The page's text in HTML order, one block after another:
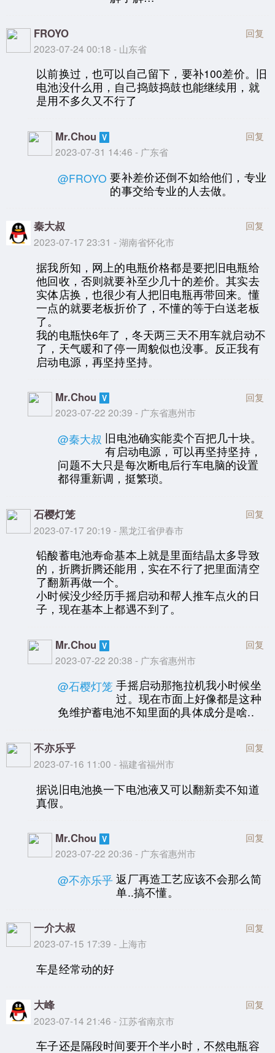
FROYO
2023-07-24 00:18 - 山东省
回复
以前换过，也可以自己留下，要补100差价。旧
电池没什么用，自己捣鼓捣鼓也能继续用，就
是用不多久又不行了
Mr.Chou
2023-07-31 14:46 - 广东省
回复
@FROYO 要补差价还倒不如给他们，专业
的事交给专业的人去做。
秦大叔
2023-07-17 23:31 - 湖南省怀化市
回复
据我所知，网上的电瓶价格都是要把旧电瓶给
他回收，否则就要补至少几十的差价。其实去
实体店换，也很少有人把旧电瓶再带回来。懂
一点的就要老板折价了，不懂的等于白送老板
了。
我的电瓶快6年了，冬天两三天不用车就启动不
了，天气暖和了停一周貌似也没事。反正我有
启动电源，再坚持坚持。
Mr.Chou
2023-07-22 20:39 - 广东省惠州市
回复
@秦大叔 旧电池确实能卖个百把几十块。
有启动电源，可以再坚持坚持，
问题不大只是每次断电后行车电脑的设置
都得重新调，挺繁琐。
石樱灯笼
2023-07-17 20:19 - 黑龙江省伊春市
回复
铅酸蓄电池寿命基本上就是里面结晶太多导致
的，折腾折腾还能用，实在不行了把里面清空
了翻新再做一个。
小时候没少经历手摇启动和帮人推车点火的日
子，现在基本上都遇不到了。
Mr.Chou
2023-07-22 20:38 - 广东省惠州市
回复
@石樱灯笼 手摇启动那拖拉机我小时候坐
过。现在市面上好像都是这种
免维护蓄电池不知里面的具体成分是啥..
不亦乐乎
2023-07-16 11:00 - 福建省福州市
回复
据说旧电池换一下电池液又可以翻新卖不知道
真假。
Mr.Chou
2023-07-22 20:36 - 广东省惠州市
回复
@不亦乐乎 返厂再造工艺应该不会那么简
单..搞不懂。
一介大叔
2023-07-15 17:39 - 上海市
回复
车是经常动的好
大峰
2023-07-14 21:46 - 江苏省南京市
回复
车子还是隔段时间要开个半小时，不然电瓶容